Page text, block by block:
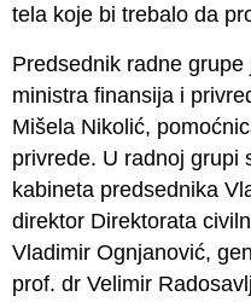
tela koje bi trebalo da
Predsednik radne
ministra finansija i
Mišela Nikolić,
privrede. U radnoj grupi
kabineta predsednika
direktor Direktorata
Vladimir Ognjanović,
prof. dr Velimir